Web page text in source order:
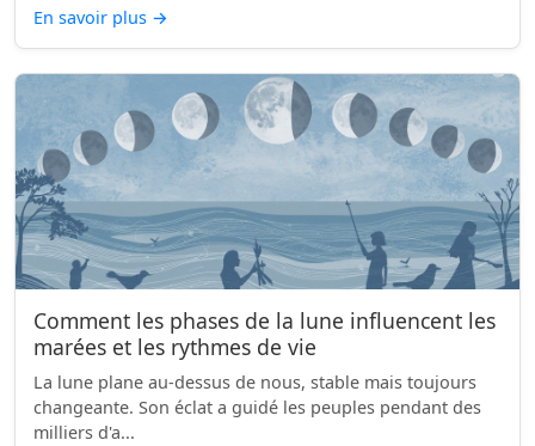
En savoir plus →
Comment les phases de la lune influencent les
marées et les rythmes de vie
La lune plane au-dessus de nous, stable mais toujours
changeante. Son éclat a guidé les peuples pendant des
milliers d'a...